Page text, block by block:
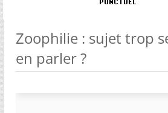
Zoophilie : sujet trop
en parler ?